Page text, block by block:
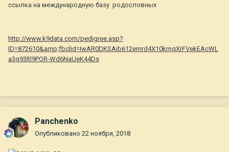
ссылка на международную базу родословных
http://www.k9data.com/pedigree.asp?
ID=872610&amp;fbclid=IwAR0DKSAib612emrd4X10kmqXrFVekEAcWL
a3q93ltl9POR-Wd6NaUeK44Ds
Panchenko
Опубликовано 22 ноября, 2018